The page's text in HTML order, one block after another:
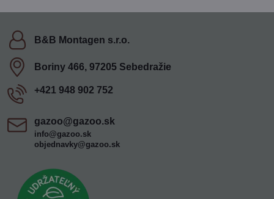
B&B Montagen s​.r​.o​.
Boriny 466, 97205 Sebedražie
+421 948 902 752
gazoo​@gazoo​.sk
info@gazoo.sk
objednavky@gazoo.sk